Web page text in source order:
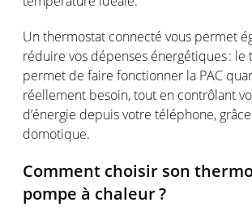
Un thermostat connecté vous permet
réduire vos dépenses énergétiques: le
permet de faire fonctionner la PAC
réellement besoin, tout en contrôlant
d’énergie depuisvotre téléphone,
domotique.
Comment choisir son
pompe à chaleur?